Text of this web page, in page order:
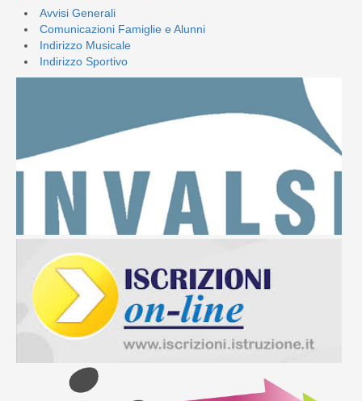
Avvisi Generali
Comunicazioni Famiglie e Alunni
Indirizzo Musicale
Indirizzo Sportivo